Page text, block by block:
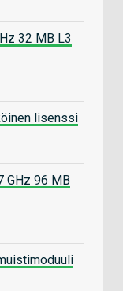
32 MB L3
lisenssi
GHz 96 MB